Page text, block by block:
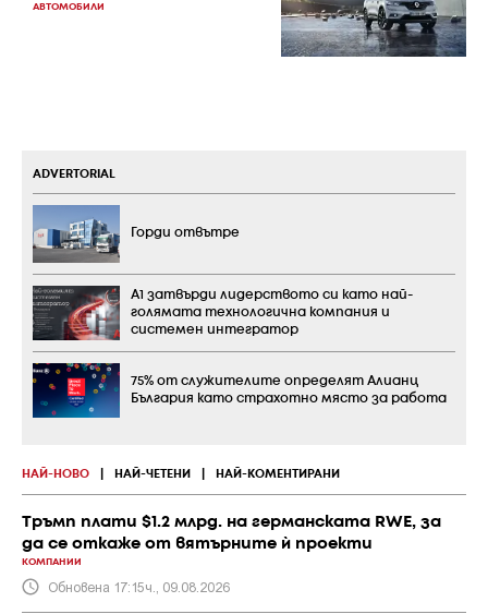
АВТОМОБИЛИ
НАЙ-НОВО НАЙ-ЧЕТЕНИ НАЙ-КОМЕНТИРАНИ
Тръмп плати $1.2 млрд. на германската RWE, за
да се откаже от вятърните ѝ проекти
КОМПАНИИ
Обновена 17:15ч., 09.08.2026
ADVERTORIAL
Горди отвътре
А1 затвърди лидерството си като най-
голямата технологична компания и
системен интегратор
75% от служителите определят Алианц
България като страхотно място за работа